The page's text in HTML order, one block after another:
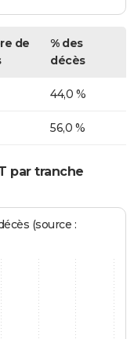
de
% des
décès
44,0 %
56,0 %
par tranche
(source :